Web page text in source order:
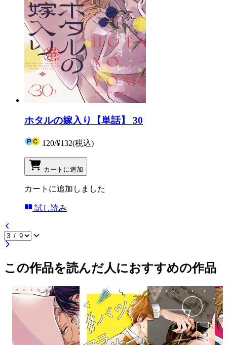
ホタルの嫁入り【単話】 30
120/¥132(税込)
カートに追加
カートに追加しました
試し読み
この作品を読んだ人におすすめの作品